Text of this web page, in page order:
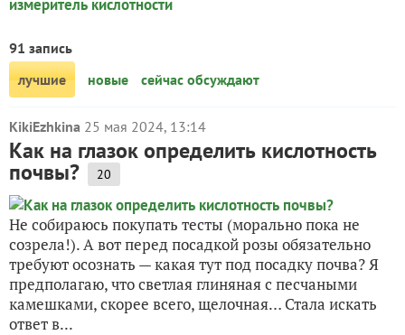
измеритель кислотности
91 запись
лучшие
новые сейчас обсуждают
KikiEzhkina 25 мая 2024, 13:14
Как на глазок определить кислотность
почвы? 20
Не собираюсь покупать тесты (морально пока не
созрела!). А вот перед посадкой розы обязательно
требуют осознать — какая тут под посадку почва? Я
предполагаю, что светлая глиняная с песчаными
камешками, скорее всего, щелочная… Стала искать
ответ в...